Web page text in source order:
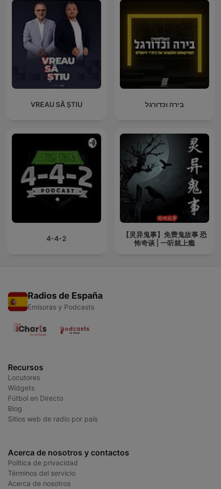
VREAU SĂ ȘTIU בירה וכדורגל
4-4-2
【灵异鬼事】免费鬼故事 恐
怖奇谈 | 一听就上瘾
Radios de España
Emisoras y Podcasts
Recursos
Locutores
Widgets
Fútbol en Directo
Blog
Sitios web de radio por país
Acerca de nosotros y contactos
Política de privacidad
Términos del servicio
Acerca de nosotros